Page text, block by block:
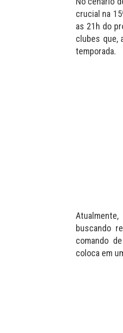
crucial na
as 21h do
clubes que,
temporada.
buscando
comando
coloca em